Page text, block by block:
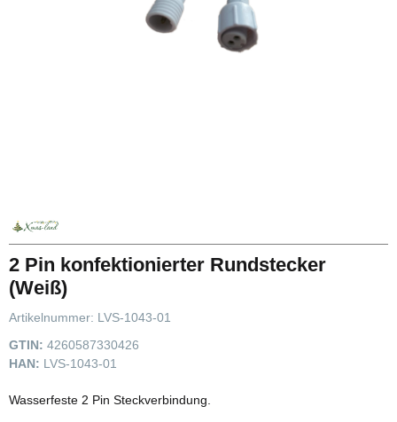
2 Pin konfektionierter Rundstecker
(Weiß)
Artikelnummer: LVS-1043-01
GTIN: 4260587330426
HAN: LVS-1043-01
Wasserfeste 2 Pin Steckverbindung.